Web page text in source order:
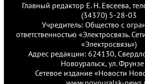
Главный редактор Е. Н. Евсеева,
(34370) 5-28-03
Учредитель: Общество с
ответственностью «Электросвязь.
«Электросвязь»)
Адрес редакции: 624130,
Новоуральск, ул.
Сетевое издание «Новости